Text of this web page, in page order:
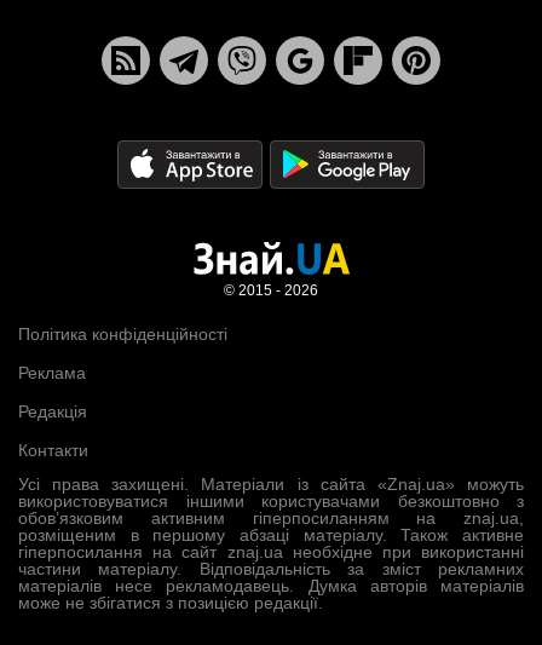
Усі права захищені. Матеріали із сайта «Znaj.ua» можуть
використовуватися іншими користувачами безкоштовно з
обов’язковим активним гіперпосиланням на znaj.ua,
розміщеним в першому абзаці матеріалу. Також активне
гіперпосилання на сайт znaj.ua необхідне при використанні
частини матеріалу. Відповідальність за зміст рекламних
матеріалів несе рекламодавець. Думка авторів матеріалів
може не збігатися з позицією редакції.
Політика конфіденційності
Реклама
Редакція
Контакти
© 2015 - 2026